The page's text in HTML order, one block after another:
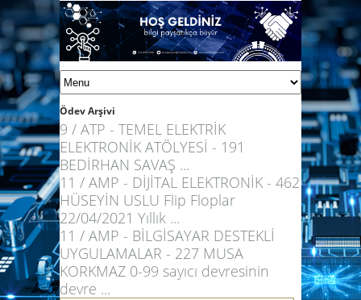
Ödev Arşivi
9 / ATP - TEMEL ELEKTRİK
ELEKTRONİK ATÖLYESİ - 191
BEDİRHAN SAVAŞ ...
11 / AMP - DİJİTAL ELEKTRONİK - 462
HÜSEYİN USLU Flip Floplar
22/04/2021 Yıllık ...
11 / AMP - BİLGİSAYAR DESTEKLİ
UYGULAMALAR - 227 MUSA
KORKMAZ 0-99 sayıcı devresinin
devre ...